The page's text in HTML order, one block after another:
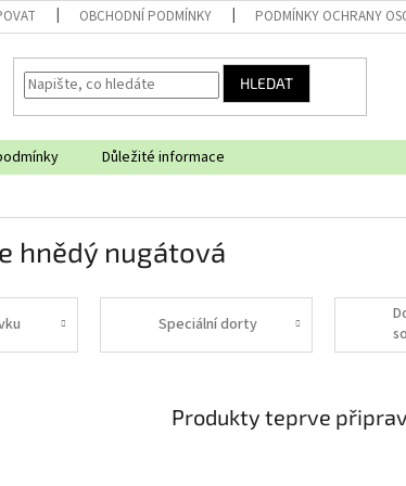
OBCHODNÍ PODMÍNKY PODMÍNKY OCHRANY
HLEDAT
Důležité informace
hnědý nugátová
Speciální dorty
Produkty teprve